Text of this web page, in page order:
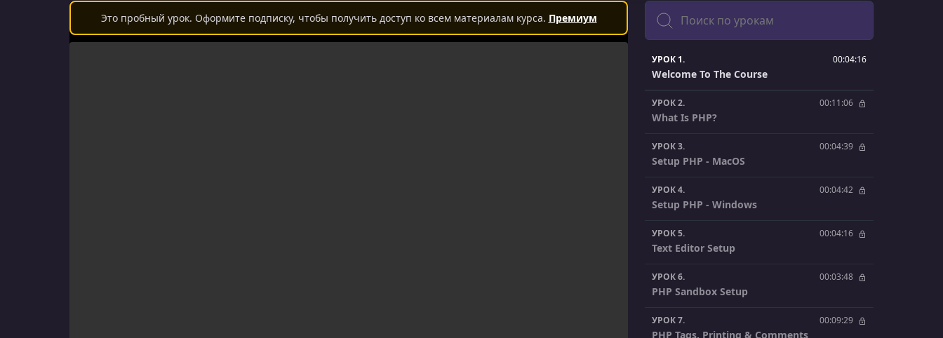
Это пробный урок. Оформите подписку, чтобы получить доступ ко всем материалам курса. Премиум
Поиск
УРОК 1. 00:04:16
Welcome To The Course
УРОК 2. 00:11:06
What Is PHP?
УРОК 3. 00:04:39
Setup PHP - MacOS
УРОК 4. 00:04:42
Setup PHP - Windows
УРОК 5. 00:04:16
Text Editor Setup
УРОК 6. 00:03:48
PHP Sandbox Setup
УРОК 7. 00:09:29
PHP Tags, Printing & Comments